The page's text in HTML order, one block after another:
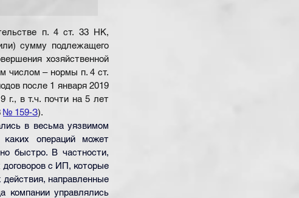
п. 4 ст. 33 НК,
сумму подлежащего
хозяйственной
числом – нормы п. 4 ст.
после 1 января 2019
г., в т.ч. почти на 5 лет
№ 159-З).
в весьма уязвимом
каких операций может
быстро. В частности,
с ИП, которые
направленные
компании управлялись